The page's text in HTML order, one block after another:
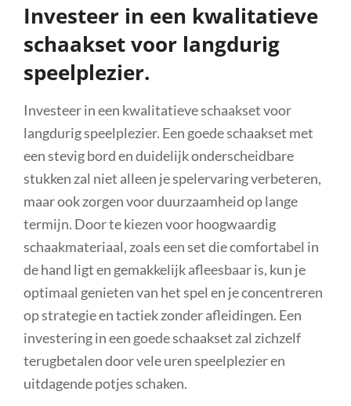
Investeer in een kwalitatieve
schaakset voor langdurig
speelplezier.
Investeer in een kwalitatieve schaakset voor
langdurig speelplezier. Een goede schaakset met
een stevig bord en duidelijk onderscheidbare
stukken zal niet alleen je spelervaring verbeteren,
maar ook zorgen voor duurzaamheid op lange
termijn. Door te kiezen voor hoogwaardig
schaakmateriaal, zoals een set die comfortabel in
de hand ligt en gemakkelijk afleesbaar is, kun je
optimaal genieten van het spel en je concentreren
op strategie en tactiek zonder afleidingen. Een
investering in een goede schaakset zal zichzelf
terugbetalen door vele uren speelplezier en
uitdagende potjes schaken.